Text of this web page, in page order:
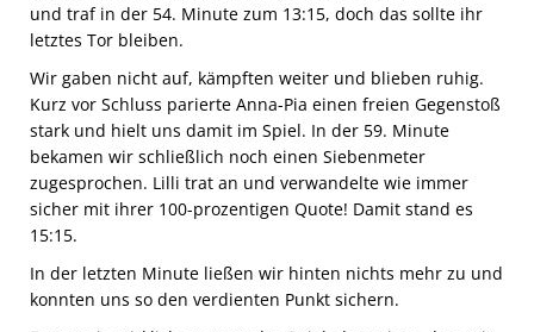
und traf in der 54. Minute zum 13:15, doch das sollte ihr
letztes Tor bleiben.
Wir gaben nicht auf, kämpften weiter und blieben ruhig.
Kurz vor Schluss parierte Anna-Pia einen freien Gegenstoß
stark und hielt uns damit im Spiel. In der 59. Minute
bekamen wir schließlich noch einen Siebenmeter
zugesprochen. Lilli trat an und verwandelte wie immer
sicher mit ihrer 100-prozentigen Quote! Damit stand es
15:15.
In der letzten Minute ließen wir hinten nichts mehr zu und
konnten uns so den verdienten Punkt sichern.